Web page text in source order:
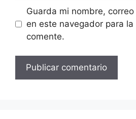
Guarda mi nombre,
en este navegador para
comente.